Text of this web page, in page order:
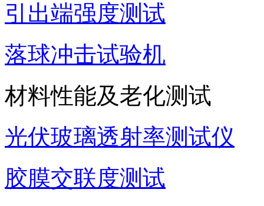
引出端强度测试
落球冲击试验机
材料性能及老化测试
光伏玻璃透射率测试仪
胶膜交联度测试